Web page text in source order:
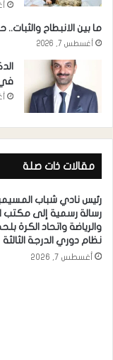
ما بين الانبطاح
أغسطس 7, 2026
في
مقالات ذات صلة
رئيس نادي شباب
رسالة رسمية إلى مكتب
والرياضة واتحاد الكرة
نظام دوري الدرجة الثالثة
أغسطس 7, 2026